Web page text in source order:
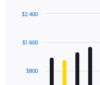
displaying
with
12
The$800
$1.600
$2.400